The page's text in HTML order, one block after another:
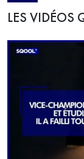
LES VIDÉOS